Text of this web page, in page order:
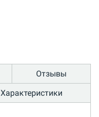
Отзывы
Характеристики